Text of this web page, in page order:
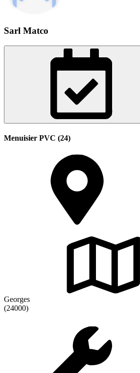
Sarl Matco
Menuisier PVC (24)
Georges
(24000)